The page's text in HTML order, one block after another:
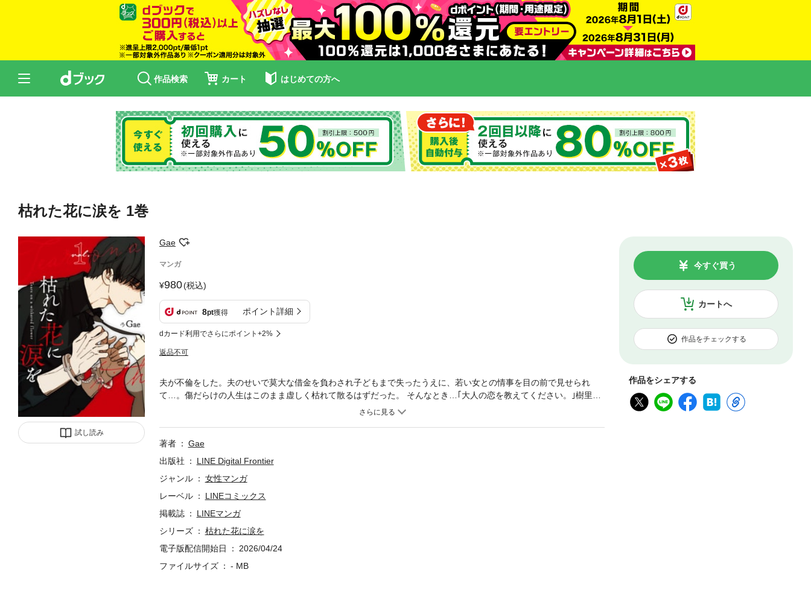
作品検索 カート はじめての方へ
枯れた花に涙を 1巻
試し読み
Gae
マンガ
980(税込)
8pt獲得 ポイント詳細
dカード利用でさらにポイント+2%
返品不可
カートへ
今すぐ買う
作品をチェックする
作品をシェアする
夫が不倫をした。夫のせいで莫大な借金を負わされ子どもまで失ったうえに、若い女との情事を目の前で見せられ
て…。傷だらけの人生はこのまま虚しく枯れて散るはずだった。 そんなとき…｢大人の恋を教えてください。｣樹里の
もとに突如現れた怪しい年下の男。危うくて従順な彼が樹里の心を揺さぶり始める。
著者
Gae
出版社
LINE Digital Frontier
ジャンル
女性マンガ
レーベル
LINEコミックス
掲載誌
LINEマンガ
シリーズ
枯れた花に涙を
電子版配信開始日
2026/04/24
ファイルサイズ
- MB